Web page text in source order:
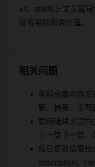
alt、title和正文关键
没有实际阅读价值。
相关问题
黑料合集内容
题、摘要、主题
如何继续浏览同
上一篇下一篇
每日更新后要检
description、